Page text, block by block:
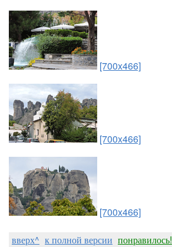
[700x466]
[700x466]
[700x466]
вверх^ к полной версии понравилось!